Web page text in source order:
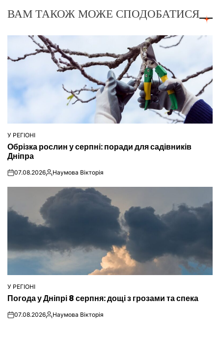
ВАМ ТАКОЖ МОЖЕ СПОДОБАТИСЯ
ОПУБЛІКУВАТИ
У
У РЕГІОНІ
Обрізка рослин у серпні: поради для садівників
Дніпра
on07.08.2026Опубліковано
Наумова Вікторія
ОПУБЛІКУВАТИ
У РЕГІОНІ
Погода у Дніпрі 8 серпня: дощі з грозами та спека
on07.08.2026Опубліковано
Наумова Вікторія